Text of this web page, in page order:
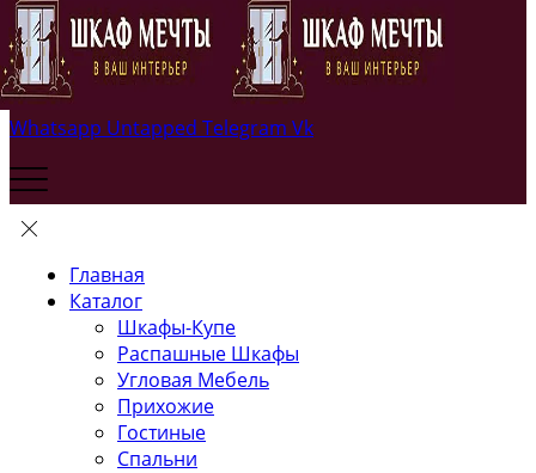
Whatsapp Untapped Telegram Vk
Главная
Каталог
Шкафы-Купе
Распашные Шкафы
Угловая Мебель
Прихожие
Гостиные
Спальни